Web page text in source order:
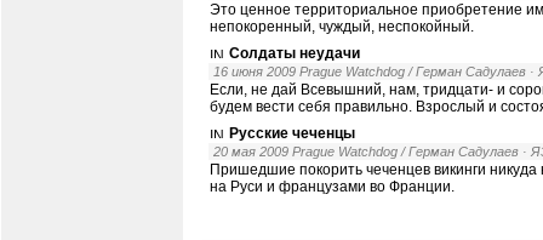
Это ценное территориальное приобретение
непокоренный, чуждый, неспокойный.
Солдаты неудачи
16 июня 2009 Prague Watchdog / Герман Садулаев ·
Если, не дай Всевышний, нам, тридцати- и
будем вести себя правильно. Взрослый и
Русские чеченцы
20 мая 2009 Prague Watchdog / Герман Садулаев ·
Пришедшие покорить чеченцев викинги
на Руси и французами во Франции.